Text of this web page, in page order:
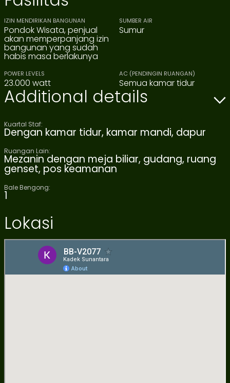
IZIN MENDIRIKAN BANGUNAN
Pondok Wisata, penjual
akan memperpanjang izin
bangunan yang sudah
habis masa berlakunya
SUMBER AIR
Sumur
POWER LEVELS
23.000 watt
AC (PENDINGIN RUANGAN)
Semua kamar tidur
Additional details
Kuartal Staf:
Dengan kamar tidur, kamar mandi, dapur
Ruangan Lain:
Mezanin dengan meja biliar, gudang, ruang
genset, pos keamanan
Bale Bengong:
1
Lokasi